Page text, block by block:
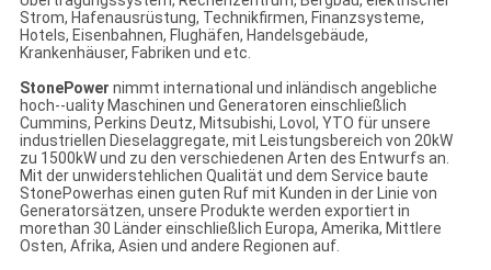
Strom, Hafenausrüstung, Technikfirmen, Finanzsysteme,
Hotels, Eisenbahnen, Flughäfen, Handelsgebäude,
Krankenhäuser, Fabriken und etc.
StonePower nimmt international und inländisch angebliche
hoch--uality Maschinen und Generatoren einschließlich
Cummins, Perkins Deutz, Mitsubishi, Lovol, YTO für unsere
industriellen Dieselaggregate, mit Leistungsbereich von 20kW
zu 1500kW und zu den verschiedenen Arten des Entwurfs an.
Mit der unwiderstehlichen Qualität und dem Service baute
StonePowerhas einen guten Ruf mit Kunden in der Linie von
Generatorsätzen, unsere Produkte werden exportiert in
morethan 30 Länder einschließlich Europa, Amerika, Mittlere
Osten, Afrika, Asien und andere Regionen auf.